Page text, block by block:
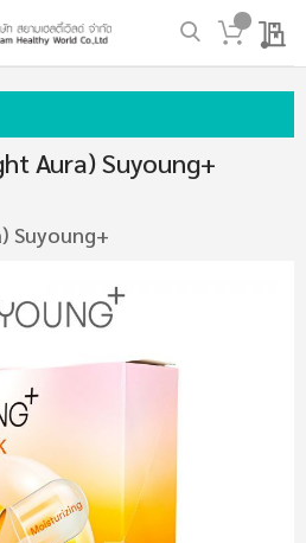
My
Aura) Suyoung+
Suyoung+